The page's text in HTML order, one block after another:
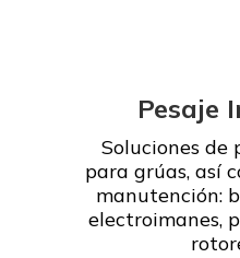
Pesaje
Soluciones de
para grúas, así
manutención:
electroimanes,